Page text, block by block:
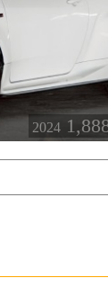
2024